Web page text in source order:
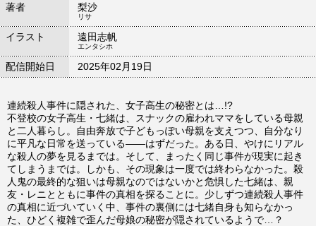
著者
梨沙
リサ
イラスト 遠田志帆
エンタシホ
配信開始日 2025年02月19日
連続殺人事件に隠された、女子高生の秘密とは…!?
不登校の女子高生・七緒は、スナックの雇われママをしている母親
と二人暮らし。自由奔放で子どもっぽい母親を支えつつ、自分なり
に平凡な日常を送っている――はずだった。ある日、やけにリアル
な殺人の夢を見るまでは。そして、まったく同じ事件が現実に起き
てしまうまでは。しかも、その現象は一度では終わらなかった。殺
人鬼の最終的な狙いは母親なのではないかと危惧した七緒は、親
友・レニとともに事件の真相を探ることに。少しずつ連続殺人事件
の真相に近づいていく中、事件の裏側には七緒自身も知らなかっ
た、ひどく複雑で歪んだ母娘の秘密が隠されているようで…？